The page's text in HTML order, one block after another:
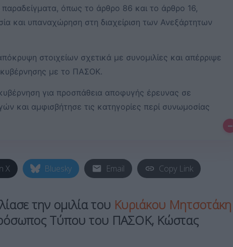
όπως το άρθρο 86 και το άρθρο 16,
και υπαναχώρηση στη διαχείριση των Ανεξάρτητων
στοιχείων σχετικά με συνομιλίες και απέρριψε
με το ΠΑΣΟΚ.
για προσπάθεια αποφυγής έρευνας σε
και αμφισβήτησε τις κατηγορίες περί συνωμοσίας
–
X Bluesky Email Copy Link
την ομιλία του Κυριάκου Μητσοτάκη
Τύπου του ΠΑΣΟΚ, Κώστας